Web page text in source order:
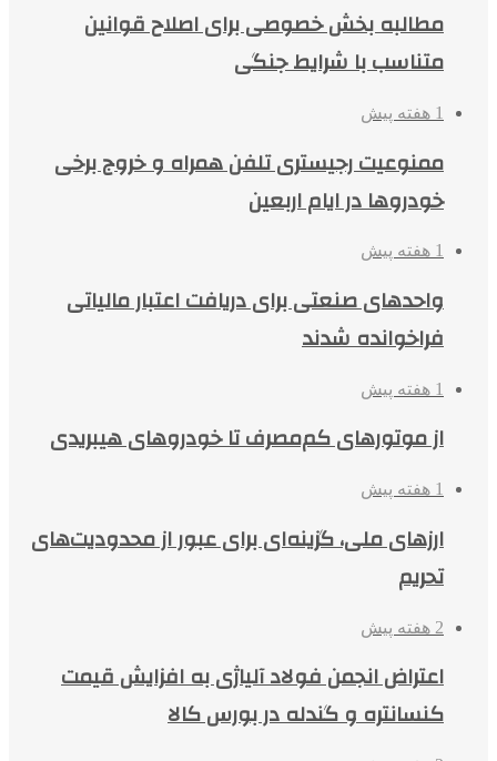
مطالبه بخش خصوصی برای اصلاح قوانین
متناسب با شرایط جنگی
1 هفته پیش
ممنوعیت رجیستری تلفن همراه و خروج برخی
خودروها در ایام اربعین
1 هفته پیش
واحدهای صنعتی برای دریافت اعتبار مالیاتی
فراخوانده شدند
1 هفته پیش
از موتورهای کم‌مصرف تا خودروهای هیبریدی
1 هفته پیش
ارزهای ملی، گزینه‌ای برای عبور از محدودیت‌های
تحریم
2 هفته پیش
اعتراض انجمن فولاد آلیاژی به افزایش قیمت
کنسانتره و گندله در بورس کالا